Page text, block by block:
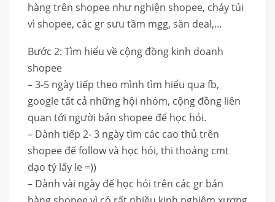
hàng trên shopee như nghiện shopee, cháy túi
vì shopee, các gr sưu tầm mgg, săn deal,…
Bước 2: Tìm hiểu về cộng đồng kinh doanh
shopee
– 3-5 ngày tiếp theo mình tìm hiểu qua fb,
google tất cả những hội nhóm, cộng đồng liên
quan tới người bán shopee để học hỏi.
– Dành tiếp 2- 3 ngày tìm các cao thủ trên
shopee để follow và học hỏi, thi thoảng cmt
dạo tý lấy le =))
– Dành vài ngày để học hỏi trên các gr bán